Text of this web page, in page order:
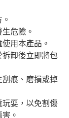
危險。​
用本產品。
卸後立即將包
痕、磨損或掉
耍，以免割傷
。